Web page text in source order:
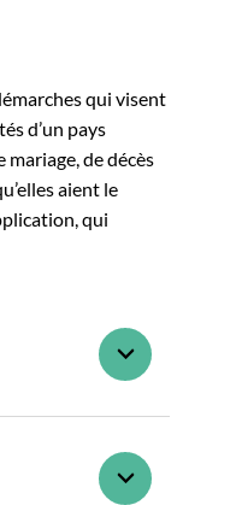
qui visent
d’un pays
mariage, de décès
aient le
qui